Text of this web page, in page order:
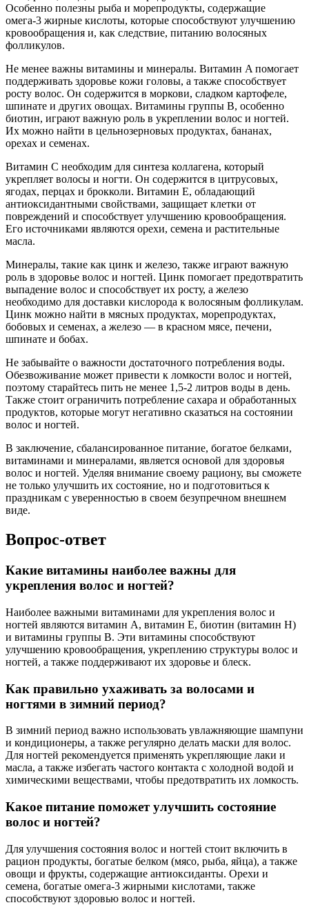
Особенно полезны рыба и морепродукты, содержащие
омега-3 жирные кислоты, которые способствуют улучшению
кровообращения и, как следствие, питанию волосяных
фолликулов.
Не менее важны витамины и минералы. Витамин A помогает
поддерживать здоровье кожи головы, а также способствует
росту волос. Он содержится в моркови, сладком картофеле,
шпинате и других овощах. Витамины группы B, особенно
биотин, играют важную роль в укреплении волос и ногтей.
Их можно найти в цельнозерновых продуктах, бананах,
орехах и семенах.
Витамин C необходим для синтеза коллагена, который
укрепляет волосы и ногти. Он содержится в цитрусовых,
ягодах, перцах и брокколи. Витамин E, обладающий
антиоксидантными свойствами, защищает клетки от
повреждений и способствует улучшению кровообращения.
Его источниками являются орехи, семена и растительные
масла.
Минералы, такие как цинк и железо, также играют важную
роль в здоровье волос и ногтей. Цинк помогает предотвратить
выпадение волос и способствует их росту, а железо
необходимо для доставки кислорода к волосяным фолликулам.
Цинк можно найти в мясных продуктах, морепродуктах,
бобовых и семенах, а железо — в красном мясе, печени,
шпинате и бобах.
Не забывайте о важности достаточного потребления воды.
Обезвоживание может привести к ломкости волос и ногтей,
поэтому старайтесь пить не менее 1,5-2 литров воды в день.
Также стоит ограничить потребление сахара и обработанных
продуктов, которые могут негативно сказаться на состоянии
волос и ногтей.
В заключение, сбалансированное питание, богатое белками,
витаминами и минералами, является основой для здоровья
волос и ногтей. Уделяя внимание своему рациону, вы сможете
не только улучшить их состояние, но и подготовиться к
праздникам с уверенностью в своем безупречном внешнем
виде.
Вопрос-ответ
Какие витамины наиболее важны для
укрепления волос и ногтей?
Наиболее важными витаминами для укрепления волос и
ногтей являются витамин A, витамин E, биотин (витамин H)
и витамины группы B. Эти витамины способствуют
улучшению кровообращения, укреплению структуры волос и
ногтей, а также поддерживают их здоровье и блеск.
Как правильно ухаживать за волосами и
ногтями в зимний период?
В зимний период важно использовать увлажняющие шампуни
и кондиционеры, а также регулярно делать маски для волос.
Для ногтей рекомендуется применять укрепляющие лаки и
масла, а также избегать частого контакта с холодной водой и
химическими веществами, чтобы предотвратить их ломкость.
Какое питание поможет улучшить состояние
волос и ногтей?
Для улучшения состояния волос и ногтей стоит включить в
рацион продукты, богатые белком (мясо, рыба, яйца), а также
овощи и фрукты, содержащие антиоксиданты. Орехи и
семена, богатые омега-3 жирными кислотами, также
способствуют здоровью волос и ногтей.